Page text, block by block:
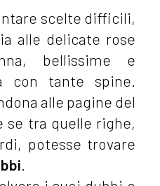
scelte difficili,
alle delicate rose
bellissime e
con tante spine.
alle pagine del
se tra quelle righe,
potesse trovare